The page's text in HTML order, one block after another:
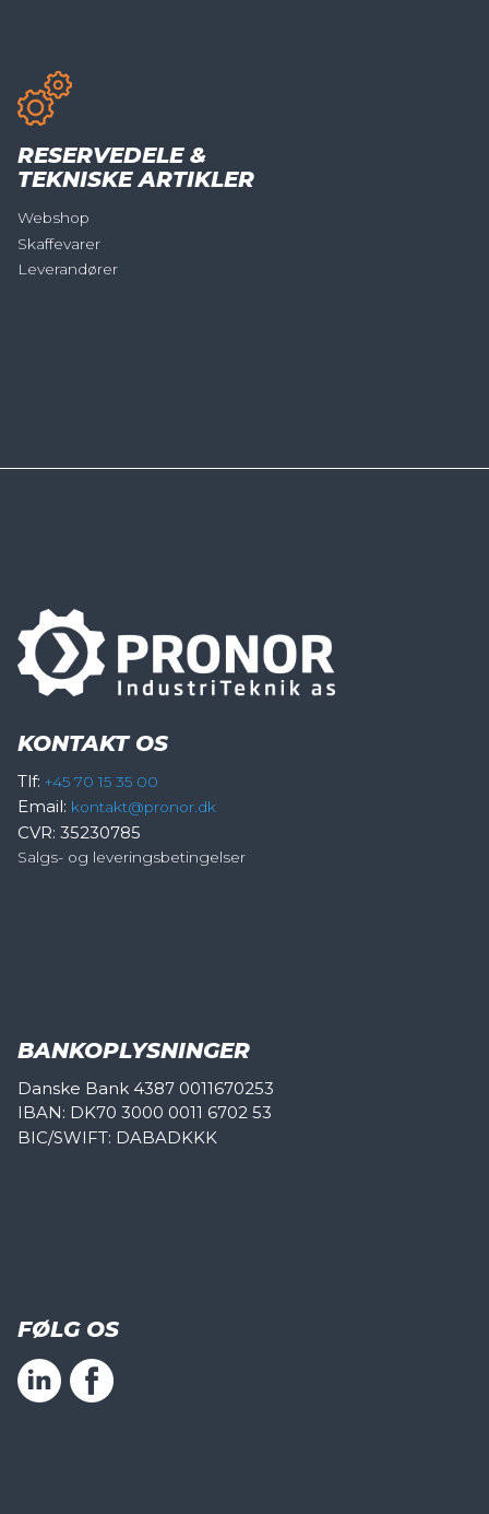
RESERVEDELE &
TEKNISKE ARTIKLER
Webshop
Skaffevarer
Leverandører
KONTAKT OS
Tlf: +45 70 15 35 00
Email: kontakt@pronor.dk
CVR: 35230785
Salgs- og leveringsbetingelser
BANKOPLYSNINGER
Danske Bank 4387 0011670253
IBAN: DK70 3000 0011 6702 53
BIC/SWIFT: DABADKKK
FØLG OS